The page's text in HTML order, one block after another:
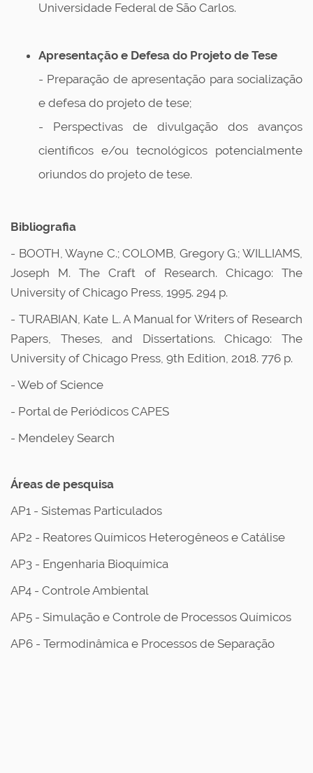
Universidade Federal de São Carlos.
Apresentação e Defesa do Projeto de Tese
- Preparação de apresentação para socialização
e defesa do projeto de tese;
- Perspectivas de divulgação dos avanços
científicos e/ou tecnológicos potencialmente
oriundos do projeto de tese.
Bibliografia
- BOOTH, Wayne C.; COLOMB, Gregory G.; WILLIAMS,
Joseph M. The Craft of Research. Chicago: The
University of Chicago Press, 1995. 294 p.
- TURABIAN, Kate L. A Manual for Writers of Research
Papers, Theses, and Dissertations. Chicago: The
University of Chicago Press, 9th Edition, 2018. 776 p.
- Web of Science
- Portal de Periódicos CAPES
- Mendeley Search
Áreas de pesquisa
AP1 - Sistemas Particulados
AP2 - Reatores Químicos Heterogêneos e Catálise
AP3 - Engenharia Bioquímica
AP4 - Controle Ambiental
AP5 - Simulação e Controle de Processos Químicos
AP6 - Termodinâmica e Processos de Separação